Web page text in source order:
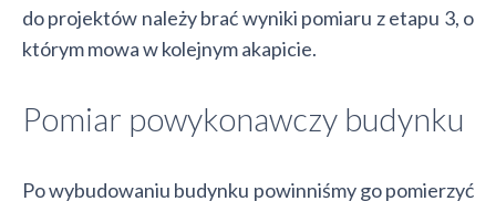
do projektów należy brać wyniki pomiaru z etapu 3, o
którym mowa w kolejnym akapicie.
Pomiar powykonawczy budynku
Po wybudowaniu budynku powinniśmy go pomierzyć